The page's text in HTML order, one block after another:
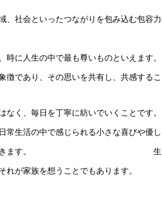
、社会といったつながりを包み込む包容
友人と良い関係を
ながりは、時に人生の中で最
徴であり、その思いを共有し、共感する
ではなく、毎日を丁寧に紡いでいく
小さな喜びや優しさが、大切な
ていきます。 生きることにお
れが家族を想うことでもあります。